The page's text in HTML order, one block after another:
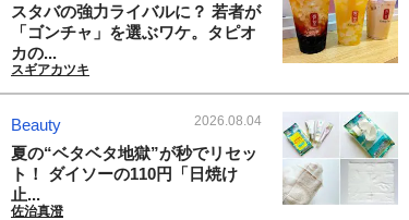
スタバの強力ライバルに？ 若者が
「ゴンチャ」を選ぶワケ。タピオ
カの...
スギアカツキ
Beauty 2026.08.04
夏の“ベタベタ地獄”が秒でリセッ
ト！ ダイソーの110円「日焼け
止...
佐治真澄